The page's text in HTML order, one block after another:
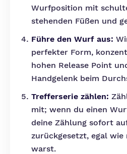
Wurfposition mit
stehenden Füßen und
Führe den Wurf aus:
perfekter Form,
hohen Release Point
Handgelenk beim
Trefferserie zählen:
mit; wenn du einen
deine Zählung sofort
zurückgesetzt, egal wie
warst.